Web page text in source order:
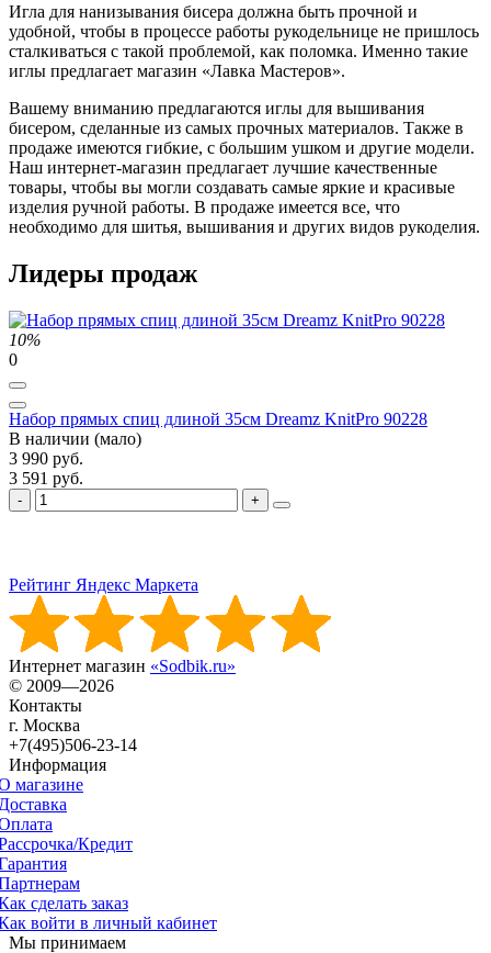
Игла для нанизывания бисера должна быть прочной и
удобной, чтобы в процессе работы рукодельнице не пришлось
сталкиваться с такой проблемой, как поломка. Именно такие
иглы предлагает магазин «Лавка Мастеров».
Вашему вниманию предлагаются иглы для вышивания
бисером, сделанные из самых прочных материалов. Также в
продаже имеются гибкие, с большим ушком и другие модели.
Наш интернет-магазин предлагает лучшие качественные
товары, чтобы вы могли создавать самые яркие и красивые
изделия ручной работы. В продаже имеется все, что
необходимо для шитья, вышивания и других видов рукоделия.
Лидеры продаж
10%
0
Набор прямых спиц длиной 35см Dreamz KnitPro 90228
В наличии (мало)
3 990 руб.
3 591 руб.
Рейтинг Яндекс Маркета
Интернет магазин «Sodbik.ru»
© 2009—2026
Контакты
г. Москва
+7(495)506-23-14
Информация
магазине
Кредит
сделать заказ
войти в личный кабинет
Мы принимаем